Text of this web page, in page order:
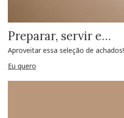
Preparar, servir e…
Aproveitar essa seleção de achados!
Eu quero